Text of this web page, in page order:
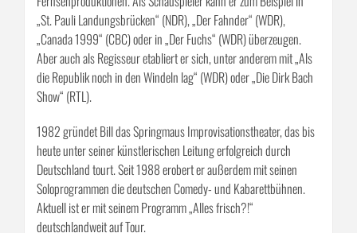
Theater und am Schauspiel Bonn, sowie zahlreiche Film- und
Fernsehproduktionen. Als Schauspieler kann er zum Beispiel in
„St. Pauli Landungsbrücken“ (NDR), „Der Fahnder“ (WDR),
„Canada 1999“ (CBC) oder in „Der Fuchs“ (WDR) überzeugen.
Aber auch als Regisseur etabliert er sich, unter anderem mit „Als
die Republik noch in den Windeln lag“ (WDR) oder „Die Dirk Bach
Show“ (RTL).
1982 gründet Bill das Springmaus Improvisationstheater, das bis
heute unter seiner künstlerischen Leitung erfolgreich durch
Deutschland tourt. Seit 1988 erobert er außerdem mit seinen
Soloprogrammen die deutschen Comedy- und Kabarettbühnen.